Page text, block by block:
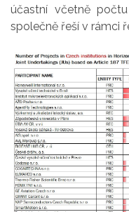
účastní včetně
společně řeší v rámci